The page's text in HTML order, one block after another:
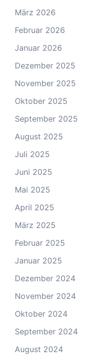
März 2026
Februar 2026
Januar 2026
Dezember 2025
November 2025
Oktober 2025
September 2025
August 2025
Juli 2025
Juni 2025
Mai 2025
April 2025
März 2025
Februar 2025
Januar 2025
Dezember 2024
November 2024
Oktober 2024
September 2024
August 2024